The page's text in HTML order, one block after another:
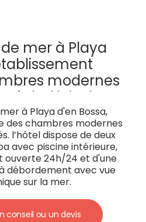
mer à Playa
modernes
l’hôtel
restaurants,
piscine
salle de sport
et d'une piscine
sur la
à Playa d'en Bossa,
des chambres modernes
l’hôtel dispose de deux
avec piscine intérieure,
ouverte 24h/24 et d'une
débordement avec vue
sur la mer.
conseil ou un devis